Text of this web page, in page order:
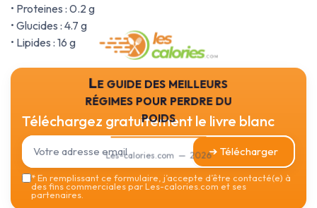
• Proteines : 0.2 g
• Glucides : 4.7 g
• Lipides : 16 g
Le guide des meilleurs
régimes pour perdre du
poids
Les-calories.com — 2026
Téléchargez gratuitement le livre blanc
➔ Télécharger
*En remplissant ce formulaire, j’accepte d’être contacté(e) à
des fins commerciales par Les-calories.com et ses
partenaires.